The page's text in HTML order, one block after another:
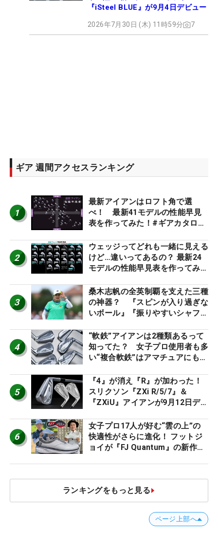
『iSteel BLUE』が9月4日デビュー
2026年7月30日 (木) 11時59分 7
ギア 週間アクセスランキング
1
最新アイアンはロフト角で選
べ！ 最新41モデルの性能早見
表を作ってみた！#ギアカタログ
2
ウェッジってどれも一緒に見える
けど…違いってあるの？ 最新24
モデルの性能早見表を作ってみ
3
桑木志帆の全英制覇を支えた三種
の神器？ 『スピンが入り過ぎな
いボール』『振りやすいシャフ
ー』 #女子プロセッティング
4
“軟鉄”アイアンは2種類あるって
知ってた？ 女子プロ使用者も多
い“複合軟鉄”はアマチュアにもオ
5
『4』が消え『R』が加わった！
スリクソン『ZXi R/5/7』＆
『ZXiU』アイアンが9月12日デ
6
女子プロ17人が好む“雲の上”の
快適性がさらに進化！ フットジ
ョイが『FJ Quantum』の新作を
ランキングをもっと見る
ページ上部へ